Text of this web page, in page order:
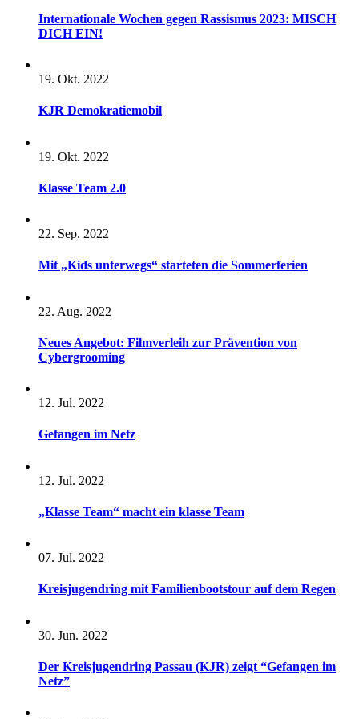
Internationale Wochen gegen Rassismus 2023: MISCH
DICH EIN!
19. Okt. 2022
KJR Demokratiemobil
19. Okt. 2022
Klasse Team 2.0
22. Sep. 2022
Mit „Kids unterwegs“ starteten die Sommerferien
22. Aug. 2022
Neues Angebot: Filmverleih zur Prävention von
Cybergrooming
12. Jul. 2022
Gefangen im Netz
12. Jul. 2022
„Klasse Team“ macht ein klasse Team
07. Jul. 2022
Kreisjugendring mit Familienbootstour auf dem Regen
30. Jun. 2022
Der Kreisjugendring Passau (KJR) zeigt “Gefangen im
Netz”